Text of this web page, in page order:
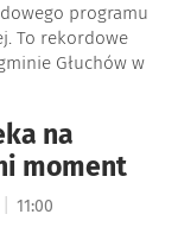
programu
To rekordowe
Głuchów w
na
moment
11:00